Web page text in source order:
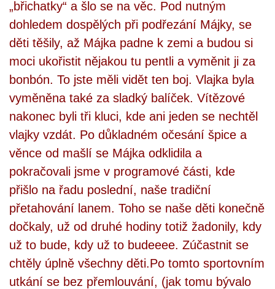
„břichatky“ a šlo se na věc. Pod nutným
dohledem dospělých při podřezání Májky, se
děti těšily, až Májka padne k zemi a budou si
moci ukořistit nějakou tu pentli a vyměnit ji za
bonbón. To jste měli vidět ten boj. Vlajka byla
vyměněna také za sladký balíček. Vítězové
nakonec byli tři kluci, kde ani jeden se nechtěl
vlajky vzdát. Po důkladném očesání špice a
věnce od mašlí se Májka odklidila a
pokračovali jsme v programové části, kde
přišlo na řadu poslední, naše tradiční
přetahování lanem. Toho se naše děti konečně
dočkaly, už od druhé hodiny totiž žadonily, kdy
už to bude, kdy už to budeeee. Zúčastnit se
chtěly úplně všechny děti.Po tomto sportovním
utkání se bez přemlouvání, (jak tomu bývalo